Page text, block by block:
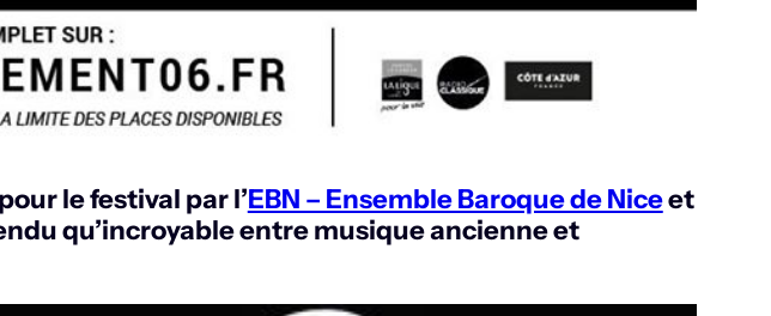
le festival par l’EBN – Ensemble Baroque de Niceet
qu’incroyable entre musique ancienne et